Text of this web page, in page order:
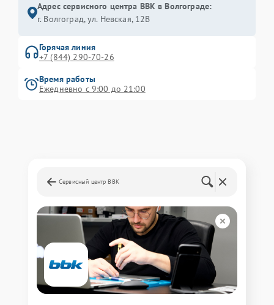
Адрес сервисного центра BBK в Волгограде:
г. Волгоград, ул. Невская, 12В
Горячая линия
+7 (844) 290-70-26
Время работы
Ежедневно с 9:00 до 21:00
Сервисный центр BBK